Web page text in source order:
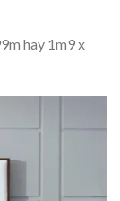
hay 1m9 x